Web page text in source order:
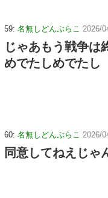
59: 名無しどんぶらこ 2026/
じゃあもう戦争は
めでたしめでたし
60: 名無しどんぶらこ 2026/
同意してねえじゃ